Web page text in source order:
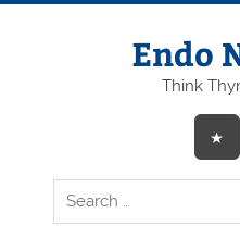
Endo
Think